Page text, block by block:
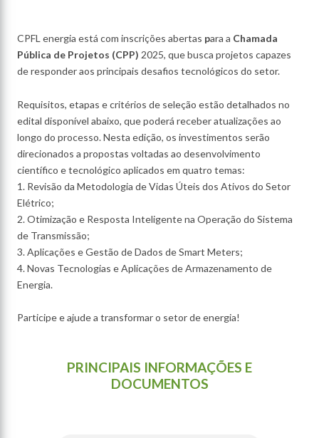
CPFL energia está com inscrições abertas para a Chamada
Pública de Projetos (CPP) 2025, que busca projetos capazes
de responder aos principais desafios tecnológicos do setor.
Requisitos, etapas e critérios de seleção estão detalhados no
edital disponível abaixo, que poderá receber atualizações ao
longo do processo. Nesta edição, os investimentos serão
direcionados a propostas voltadas ao desenvolvimento
científico e tecnológico aplicados em quatro temas:
1. Revisão da Metodologia de Vidas Úteis dos Ativos do Setor
Elétrico;
2. Otimização e Resposta Inteligente na Operação do Sistema
de Transmissão;
3. Aplicações e Gestão de Dados de Smart Meters;
4. Novas Tecnologias e Aplicações de Armazenamento de
Energia.
Participe e ajude a transformar o setor de energia!
PRINCIPAIS INFORMAÇÕES E
DOCUMENTOS